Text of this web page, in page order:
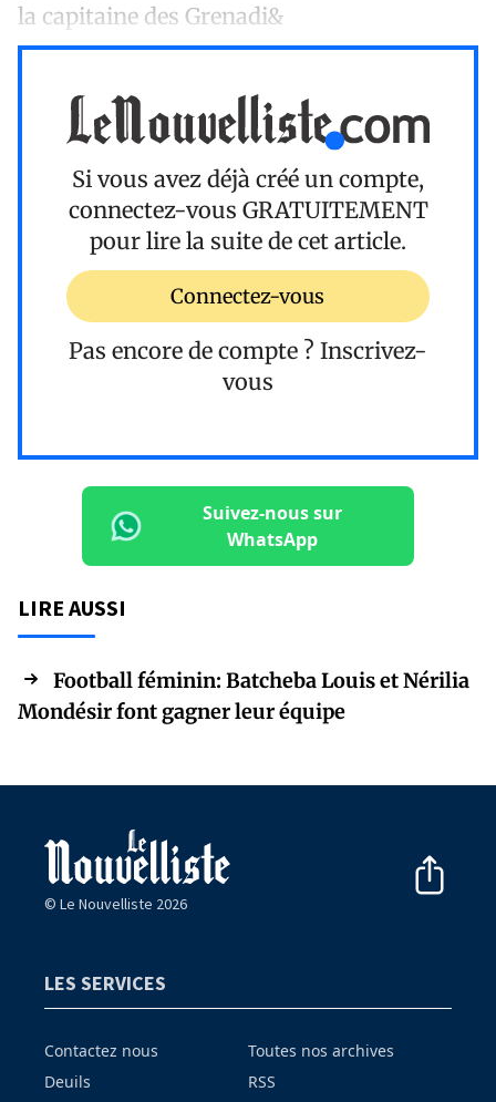
la capitaine des Grenadi&
Si vous avez déjà créé un compte,
connectez-vous GRATUITEMENT
pour lire la suite de cet article.
Connectez-vous
Pas encore de compte ? Inscrivez-
vous
Suivez-nous sur
WhatsApp
LIRE AUSSI
Football féminin: Batcheba Louis et Nérilia
Mondésir font gagner leur équipe
© Le Nouvelliste 2026
LES SERVICES
Contactez nous
Deuils
Toutes nos archives
RSS